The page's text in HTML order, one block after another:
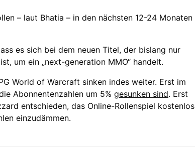
– laut Bhatia – in den nächsten 12-24 Monaten
es sich bei dem neuen Titel, der bislang nur
um ein „next-generation MMO“ handelt.
World of Warcraft sinken indes weiter. Erst im
Abonnentenzahlen um 5% gesunken sind. Erst
entschieden, das Online-Rollenspiel kostenlos
einzudämmen.